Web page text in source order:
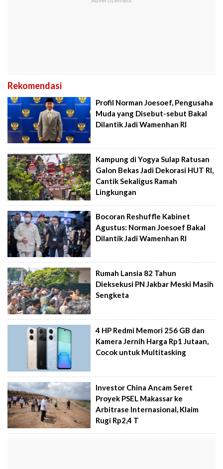
Rekomendasi
Profil Norman Joesoef, Pengusaha
Muda yang Disebut-sebut Bakal
Dilantik Jadi Wamenhan RI
Kampung di Yogya Sulap Ratusan
Galon Bekas Jadi Dekorasi HUT RI,
Cantik Sekaligus Ramah
Lingkungan
Bocoran Reshuffle Kabinet
Agustus: Norman Joesoef Bakal
Dilantik Jadi Wamenhan RI
Rumah Lansia 82 Tahun
Dieksekusi PN Jakbar Meski Masih
Sengketa
4 HP Redmi Memori 256 GB dan
Kamera Jernih Harga Rp1 Jutaan,
Cocok untuk Multitasking
Investor China Ancam Seret
Proyek PSEL Makassar ke
Arbitrase Internasional, Klaim
Rugi Rp2,4 T